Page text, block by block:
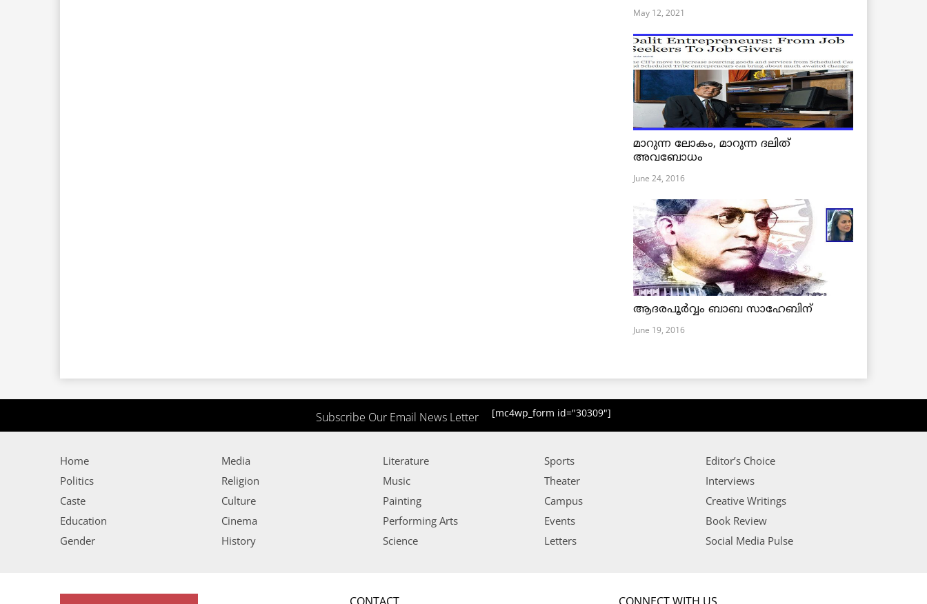
May 12, 2021
മാറുന്ന ലോകം, മാറുന്ന ദലിത്
അവബോധം
June 24, 2016
ആദരപൂര്‍വ്വം ബാബ സാഹേബിന്
June 19, 2016
Subscribe Our Email News Letter [mc4wp_form id="30309"]
Home
Politics
Caste
Education
Gender
Media
Religion
Culture
Cinema
History
Literature
Music
Painting
Performing Arts
Science
Sports
Theater
Campus
Events
Letters
Editor’s Choice
Interviews
Creative Writings
Book Review
Social Media Pulse